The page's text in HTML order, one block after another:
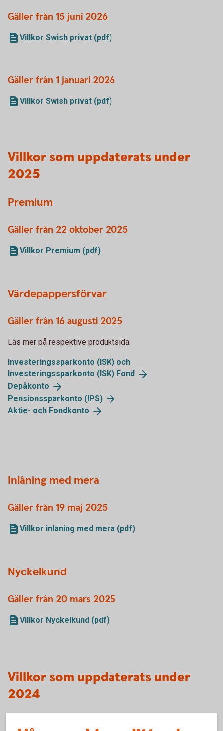
Gäller från 15 juni 2026
Villkor Swish privat (pdf)
Gäller från 1 januari 2026
Villkor Swish privat (pdf)
Villkor som uppdaterats under
2025
Premium
Gäller från 22 oktober 2025
Villkor Premium (pdf)
Värdepappersförvar
Gäller från 16 augusti 2025
Läs mer på respektive produktsida:
Investeringssparkonto (ISK) och
Investeringssparkonto (ISK) Fond
Depåkonto
Pensionssparkonto (IPS)
Aktie- och Fondkonto
Inlåning med mera
Gäller från 19 maj 2025
Villkor inlåning med mera (pdf)
Nyckelkund
Gäller från 20 mars 2025
Villkor Nyckelkund (pdf)
Villkor som uppdaterats under
2024